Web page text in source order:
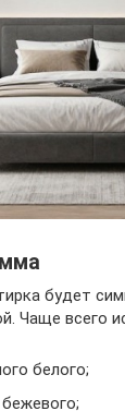
будет
Чаще всего
белого;